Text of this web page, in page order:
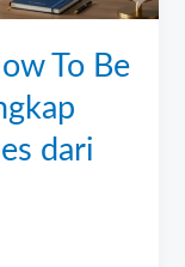
To Be
dari